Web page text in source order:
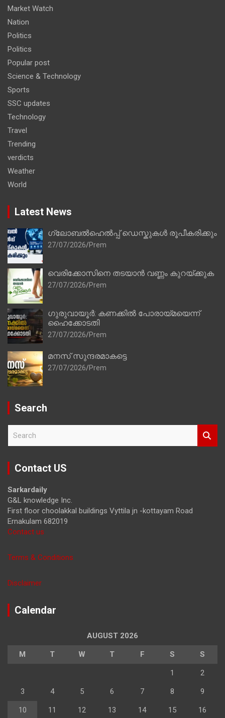
Market Watch
Nation
Politics
Politics
Popular post
Science & Technology
Sports
SSC updates
Technology
Travel
Trending
verdicts
Weather
World
Latest News
ഗ്ലോബൽഹെൽപ്പ് ഡെസ്കുകൾ രൂപീകരിക്കും
27/07/2026 Prem
വെരിക്കോസിനെ തടയാൻ വണ്ണം കുറയ്ക്കുക
27/07/2026 Prem
ഗുരുവായൂർ: കണക്കിൽ പോരായ്മയെന്ന്
ഹൈക്കോടതി
27/07/2026 Prem
മനസ് സുന്ദരമാകട്ടെ
27/07/2026 Prem
Search
r
Contact US
Sarkardaily
G&L knowledge Inc.
First floor choolakkal buildings Vyttila jn -kottayam Road
Ernakulam 682019
Contact us
Terms & Conditions
Disclaimer
Calendar
AUGUST 2026
M T W T F S S
1 2
3 4 5 6 7 8 9
10 11 12 13 14 15 16